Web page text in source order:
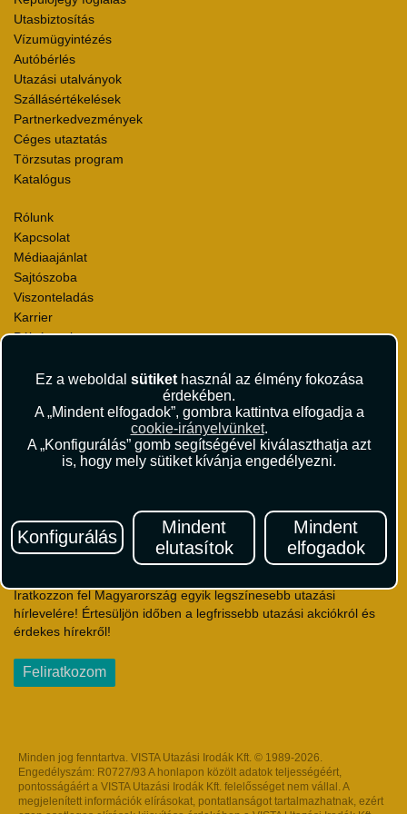
Ez a weboldal sütikethasznál az élmény fokozása
érdekében.
A „Mindent elfogadok”, gombra kattintva elfogadja a
cookie-irányelvünket.
A „Konfigurálás” gomb segítségével kiválaszthatja azt
is, hogy mely sütiket kívánja engedélyezni.
Konfigurálás
Mindent
elutasítok
Mindent
elfogadok
Utasbiztosítás
Vízumügyintézés
Autóbérlés
Utazási utalványok
Szállásértékelések
Partnerkedvezmények
Céges utaztatás
Törzsutas program
Katalógus
Rólunk
Kapcsolat
Médiaajánlat
Sajtószoba
Viszonteladás
Karrier
Pályázatok
Környezettudatosság
Utazási Csomag Szerződési Feltételek
Útlemondás-biztosítás Szerződési Feltételek
Utasbiztosítás Szerződési Feltételek
Hírlevél
Iratkozzon fel Magyarország egyik legszínesebb utazási
hírlevelére! Értesüljön időben a legfrissebb utazási akciókról és
érdekes hírekről!
Feliratkozom
Minden jog fenntartva. VISTA Utazási Irodák Kft. © 1989-2026.
Engedélyszám: R0727/93 A honlapon közölt adatok teljességéért,
pontosságáért a VISTA Utazási Irodák Kft. felelősséget nem vállal. A
megjelenített információk elírásokat, pontatlanságot tartalmazhatnak, ezért